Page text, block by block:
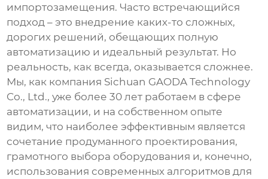
импортозамещения. Часто встречающийся
подход – это внедрение каких-то сложных,
дорогих решений, обещающих полную
автоматизацию и идеальный результат. Но
реальность, как всегда, оказывается сложнее.
Мы, как компания Sichuan GAODA Technology
Co., Ltd., уже более 30 лет работаем в сфере
автоматизации, и на собственном опыте
видим, что наиболее эффективным является
сочетание продуманного проектирования,
грамотного выбора оборудования и, конечно,
использования современных алгоритмов для